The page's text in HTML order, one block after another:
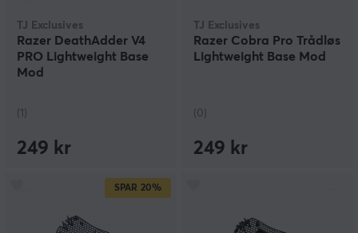
TJ Exclusives
Razer DeathAdder V4
PRO Lightweight Base
Mod
(1)
249 kr
TJ Exclusives
Razer Cobra Pro Trådløs
Lightweight Base Mod
(0)
249 kr
SPAR 20%